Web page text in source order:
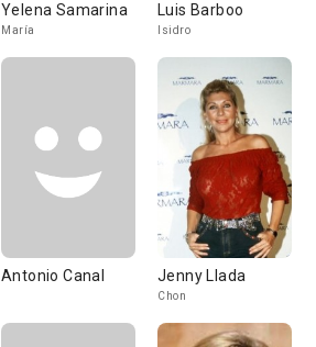
Yelena Samarina
María
Luis Barboo
Isidro
Antonio Canal Jenny Llada
Chon